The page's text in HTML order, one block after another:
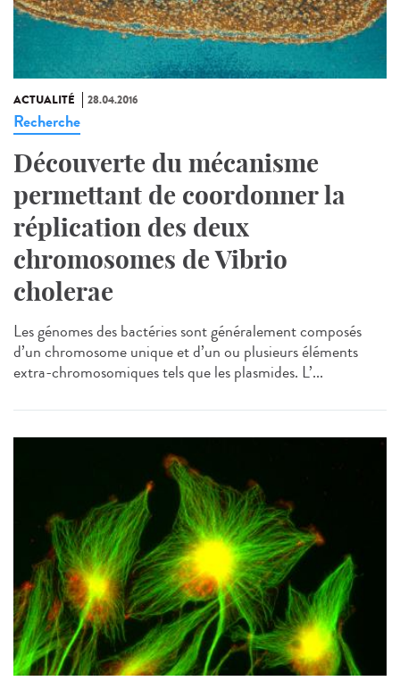
ACTUALITÉ 28.04.2016
Recherche
Découverte du mécanisme
permettant de coordonner la
réplication des deux
chromosomes de Vibrio
cholerae
Les génomes des bactéries sont généralement composés
d’un chromosome unique et d’un ou plusieurs éléments
extra-chromosomiques tels que les plasmides. L’...